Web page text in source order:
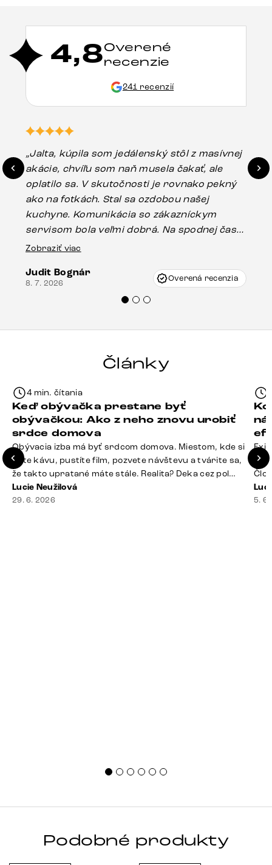
4,8Overené
recenzie
241 recenzií
„Jalta, kúpila som jedálenský stôl z masívnej
akácie, chvíľu som naň musela čakať, ale
oplatilo sa. V skutočnosti je rovnako pekný
ako na fotkách. Stal sa ozdobou našej
kuchyne. Komunikácia so zákazníckym
servisom bola veľmi dobrá. Na spodnej časti
stola bolo malé poškodenie, pravdepodobne
Vincze pri riešení mojej záležitosti pristúpili
veľmi korektne. Odporúčam produkty Delife
Zobraziť viac
Judit Bognár
8. 7. 2026 Overená recenzia
Články
4 min. čítania
Keď obývačka prestane byť
obývačkou: Ako z neho znovu urobiť
srdce domova
Obývacia izba má byť srdcom domova. Miestom, kde si
dáte kávu, pustíte film, pozvete návštevu a tvárite sa,
že takto upratané máte stále. Realita? Deka cez pol
sedačky, ovládač záhadne zmizol, konferenčný stolík
slúži ako odkladisko všetkého od účteniek po balzam
Lucie Neužilová
29. 6. 2026
si
5.
Podobné produkty